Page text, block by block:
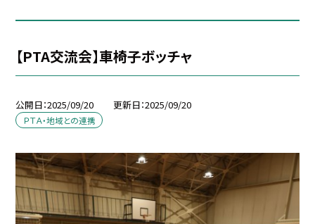
【PTA交流会】車椅子ボッチャ
公開日 2025/09/20 更新日 2025/09/20
ＰＴＡ・地域との連携